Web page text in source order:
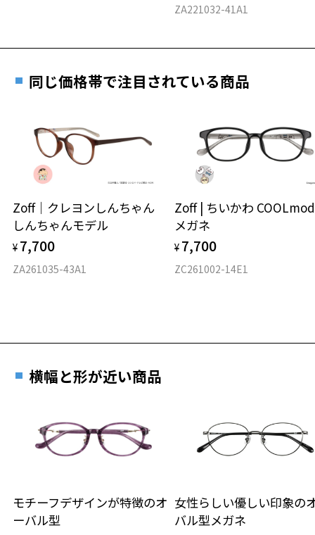
10.4g
※着脱式サングラス：デモレンズ、アタッチメント込みの重さ
タイプ
材質
安心3 かかり具合調整無料
す。
実店舗で度数を測定いただけます
お近くのZoff実店舗にて度数を測定いただけます（無料）。
その際は記入用紙をダウンロードしてお使いください。
ZA221032-41A1
同じ価格帯で注目されている商品
Zoff｜クレヨンしんちゃん
しんちゃんモデル
¥ 7,700
ZA261035-43A1
Zoff | ちいかわ
メガネ
¥ 7,700
ZC261002-14E1
横幅と形が近い商品
モチーフデザインが特徴のオ
ーバル型
女性らしい優しい印象の
バル型メガネ